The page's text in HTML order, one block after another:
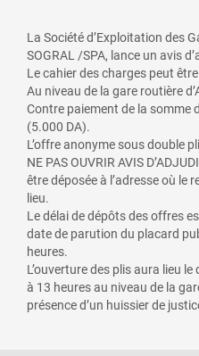
La Société d’Exploitation des
SOGRAL /SPA, lance un avis
Le cahier des charges peut
Au niveau de la gare routière
Contre paiement de la somme
(5.000 DA).
L’offre anonyme sous double
NE PAS OUVRIR AVIS
être déposée à l’adresse où le
lieu.
Le délai de dépôts des offres
date de parution du placard
heures.
L’ouverture des plis aura lieu
à 13 heures au niveau de la
présence d’un huissier de